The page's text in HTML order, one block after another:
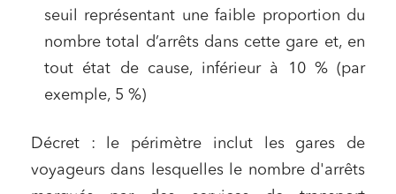
seuil représentant une faible proportion du
nombre total d’arrêts dans cette gare et, en
tout état de cause, inférieur à 10 % (par
exemple, 5 %)
Décret : le périmètre inclut les gares de
voyageurs dans lesquelles le nombre d'arrêts